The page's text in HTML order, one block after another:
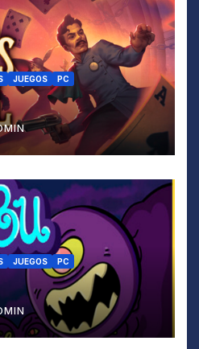
JUEGOS PC
JUEGOS PC